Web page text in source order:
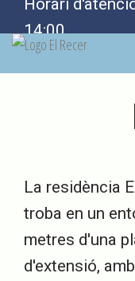
Horari
14:00
La residència
troba en un
metres d'una
d'extensió,